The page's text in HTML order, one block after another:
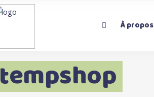
À propos
tempshop